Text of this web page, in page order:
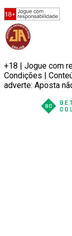
+18 | Jogue com
Condições |
adverte: Aposta